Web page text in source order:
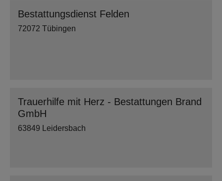
Bestattungsdienst Felden
72072 Tübingen
Trauerhilfe mit Herz - Bestattungen Brand
GmbH
63849 Leidersbach